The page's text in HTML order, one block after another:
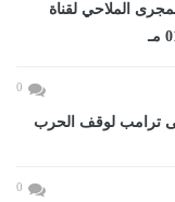
الملاحي لقناة
0
ترامب لوقف الحرب
0